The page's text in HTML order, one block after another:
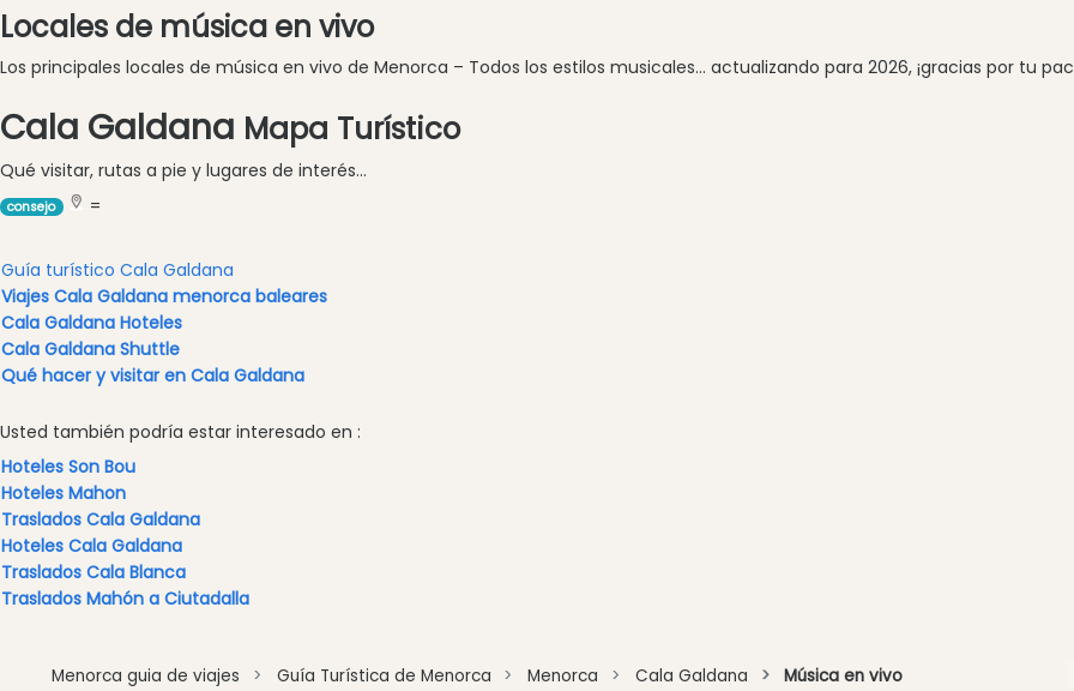
Excursion
en
barco
y
Alimentos
y
Cultura
Para
niños
Música
vivo
Discoteca
Terrazas
Chiringuitos
y
Beach
Clubs
Traslados
Locales de música en vivo
Los principales locales de música en vivo de Menorca – Todos los estilos musicales... actualizando para 2026, ¡gracias por tu
Cala Galdana Mapa Turístico
Qué visitar, rutas a pie y lugares de interés...
consejo =
Guía turístico Cala Galdana
Viajes Cala Galdana menorca baleares
Cala Galdana Hoteles
Cala Galdana Shuttle
Qué hacer y visitar en Cala Galdana
Usted también podría estar interesado en :
Hoteles Son Bou
Hoteles Mahon
Traslados Cala Galdana
Hoteles Cala Galdana
Traslados Cala Blanca
Traslados Mahón a Ciutadalla
Menorca guia de viajes Guía Turística de Menorca Menorca Cala Galdana Música en vivo